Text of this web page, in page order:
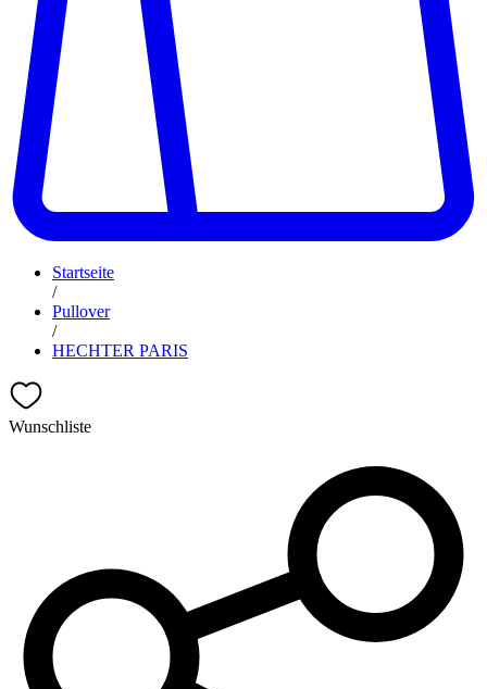
Startseite
/
Pullover
/
HECHTER PARIS
Wunschliste